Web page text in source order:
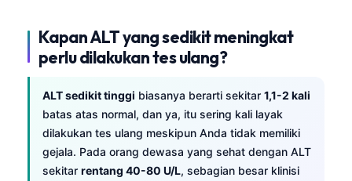
Kapan ALT yang sedikit meningkat
perlu dilakukan tes ulang?
ALT sedikit tinggi biasanya berarti sekitar 1,1-2 kali
batas atas normal, dan ya, itu sering kali layak
dilakukan tes ulang meskipun Anda tidak memiliki
gejala. Pada orang dewasa yang sehat dengan ALT
sekitar rentang 40-80 U/L, sebagian besar klinisi